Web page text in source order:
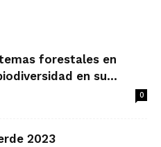
forestales en
en su...
0
2023